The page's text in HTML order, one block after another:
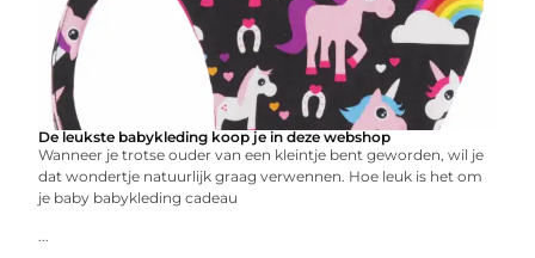
De leukste babykleding koop je in deze webshop
Wanneer je trotse ouder van een kleintje bent geworden, wil je
dat wondertje natuurlijk graag verwennen. Hoe leuk is het om
je baby babykleding cadeau
...